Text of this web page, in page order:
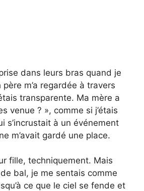
dans leurs bras quand je
m’a regardée à travers
transparente. Ma mère a
venue ? », comme si j’étais
s’incrustait à un événement
m’avait gardé une place.
fille, techniquement. Mais
bal, je me sentais comme
ce que le ciel se fende et